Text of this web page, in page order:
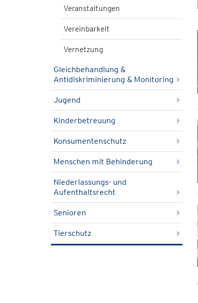
Veranstaltungen
Vereinbarkeit
Vernetzung
Gleichbehandlung &
Antidiskriminierung & Monitoring
Jugend
Kinderbetreuung
Konsumentenschutz
Menschen mit Behinderung
Niederlassungs- und
Aufenthaltsrecht
Senioren
Tierschutz